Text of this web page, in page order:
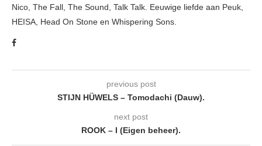
Nico, The Fall, The Sound, Talk Talk. Eeuwige liefde aan Peuk,
HEISA, Head On Stone en Whispering Sons.
previous post
STIJN HÜWELS – Tomodachi (Dauw).
next post
ROOK – I (Eigen beheer).